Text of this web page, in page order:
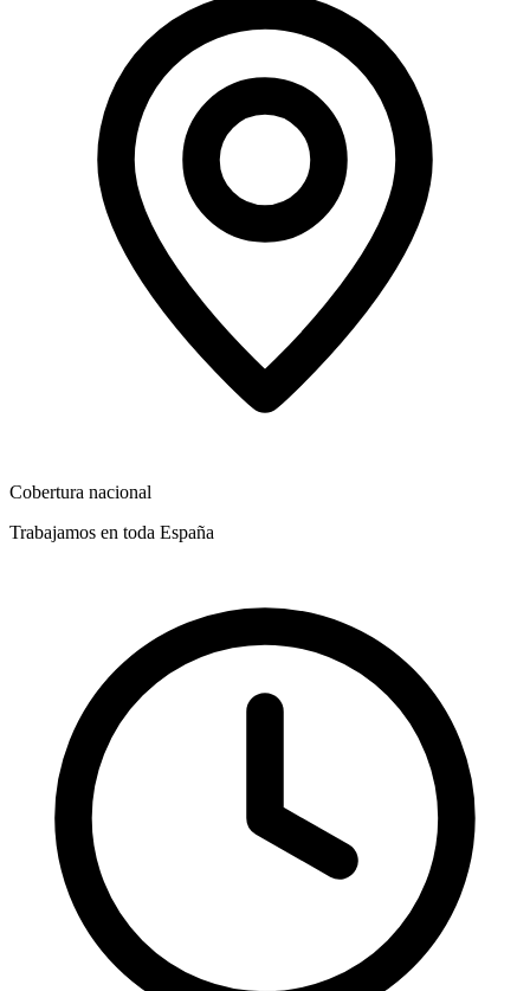
Cobertura nacional
Trabajamos en toda España